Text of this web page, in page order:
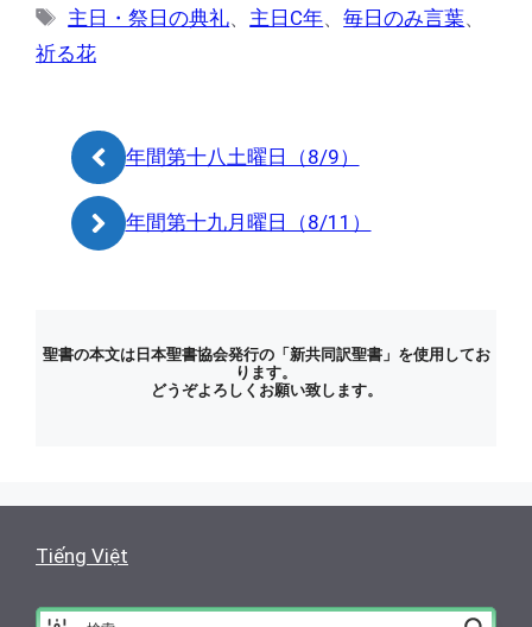
テ
リ
タ
グ
主日・祭日の典礼、 主日C年、毎日のみ言葉、
祈る花
年間第十八土曜日（8/9）
年間第十九月曜日（8/11）
聖書の本文は日本聖書協会発行の「新共同訳聖書」を使用してお
ります。
どうぞよろしくお願い致します。
Tiếng Việt